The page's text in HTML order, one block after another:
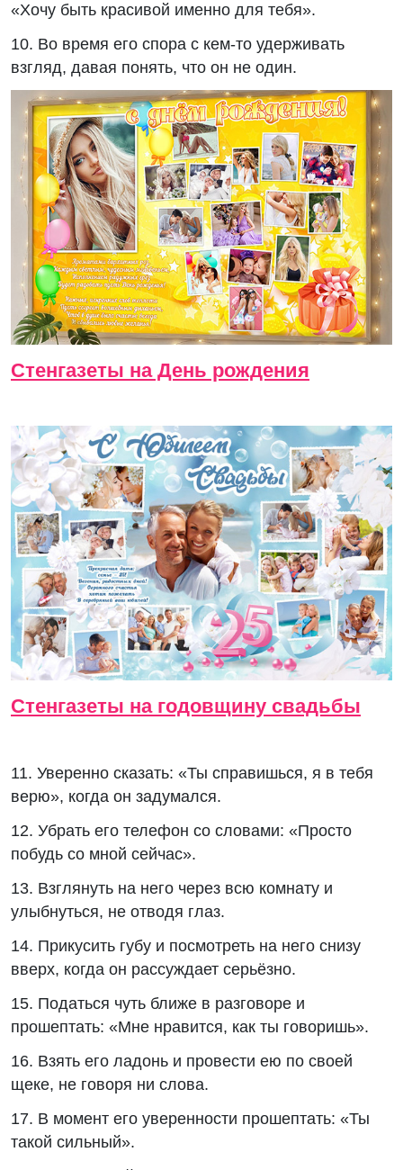
«Хочу быть красивой именно для тебя».
10. Во время его спора с кем-то удерживать
взгляд, давая понять, что он не один.
Стенгазеты на День рождения
Стенгазеты на годовщину свадьбы
11. Уверенно сказать: «Ты справишься, я в тебя
верю», когда он задумался.
12. Убрать его телефон со словами: «Просто
побудь со мной сейчас».
13. Взглянуть на него через всю комнату и
улыбнуться, не отводя глаз.
14. Прикусить губу и посмотреть на него снизу
вверх, когда он рассуждает серьёзно.
15. Податься чуть ближе в разговоре и
прошептать: «Мне нравится, как ты говоришь».
16. Взять его ладонь и провести ею по своей
щеке, не говоря ни слова.
17. В момент его уверенности прошептать: «Ты
такой сильный».